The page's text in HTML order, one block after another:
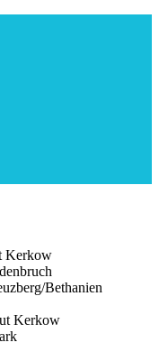
Kerkow
Bethanien
Kerkow